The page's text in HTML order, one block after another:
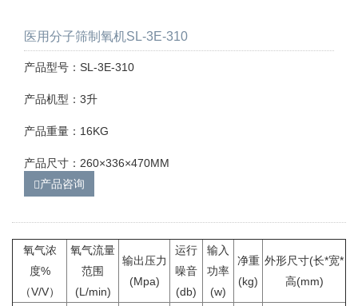
医用分子筛制氧机SL-3E-310
产品型号：SL-3E-310
产品机型：3升
产品重量：16KG
产品尺寸：260×336×470MM
产品咨询
氧气浓
度%
（V/V）
氧气流量
范围
(L/min)
输出压力
(Mpa)
运行
噪音
(db)
输入
功率
(w)
净重
(kg)
外形尺寸(长*宽*
高(mm)